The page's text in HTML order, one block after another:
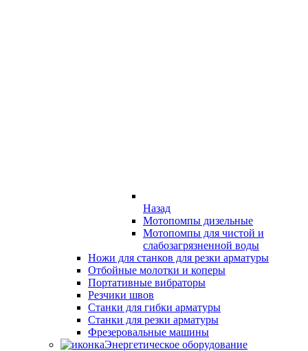
Назад
Мотопомпы дизельные
Мотопомпы для чистой и
слабозагрязненной воды
Ножи для станков для резки арматуры
Отбойные молотки и коперы
Портативные вибраторы
Резчики швов
Станки для гибки арматуры
Станки для резки арматуры
Фрезеровальные машины
Энергетическое оборудование